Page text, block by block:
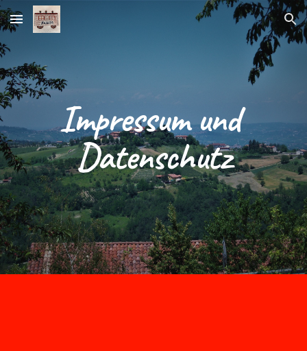
Skip to main content Skip to navigation
Impressum und
Datenschutz